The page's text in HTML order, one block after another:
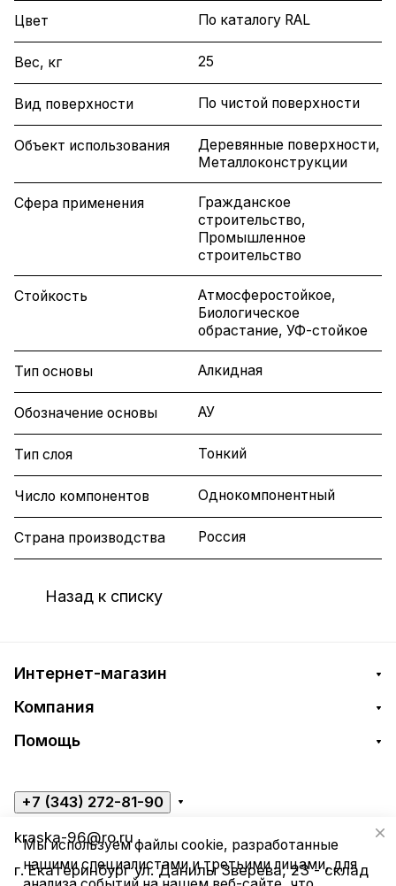
Цвет По каталогу RAL
Вес, кг 25
Вид поверхности По чистой поверхности
Объект использования
Деревянные поверхности,
Металлоконструкции
Сфера применения
Гражданское
строительство,
Промышленное
строительство
Стойкость
Атмосферостойкое,
Биологическое
обрастание, УФ-стойкое
Тип основы Алкидная
Обозначение основы АУ
Тип слоя Тонкий
Число компонентов Однокомпонентный
Страна производства Россия
Назад к списку
Интернет-магазин
Компания
Помощь
+7 (343) 272-81-90
kraska-96@ro.ru
г. Екатеринбург ул. Данилы Зверева, 23 - склад
Мы используем файлы cookie, разработанные
нашими специалистами и третьими лицами, для